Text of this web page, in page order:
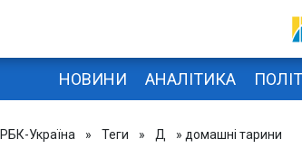
НОВИНИ АНАЛІТИКА
РБК-Україна » Теги » Д » домашні тарини